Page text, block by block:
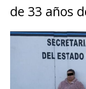
de 33 años